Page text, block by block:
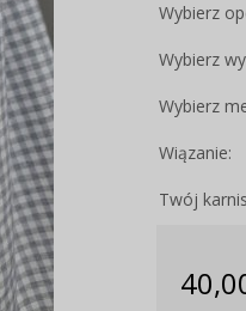
Wybierz
Wybierz
Wybierz
Wiązanie:
Twój